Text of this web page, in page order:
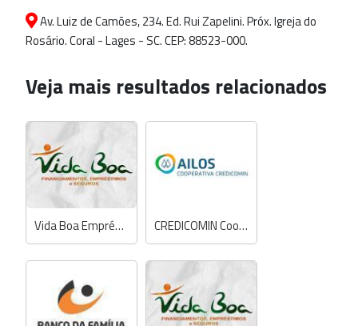
Av. Luiz de Camões, 234. Ed. Rui Zapelini. Próx. Igreja do
Rosário. Coral - Lages - SC. CEP: 88523-000.
Veja mais resultados relacionados
Vida Boa Empréstimos CREDICOMIN Cooperativa Ailos PA 01